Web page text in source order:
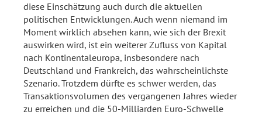
diese Einschätzung auch durch die aktuellen
politischen Entwicklungen. Auch wenn niemand im
Moment wirklich absehen kann, wie sich der Brexit
auswirken wird, ist ein weiterer Zufluss von Kapital
nach Kontinentaleuropa, insbesondere nach
Deutschland und Frankreich, das wahrscheinlichste
Szenario. Trotzdem dürfte es schwer werden, das
Transaktionsvolumen des vergangenen Jahres wieder
zu erreichen und die 50-Milliarden Euro-Schwelle